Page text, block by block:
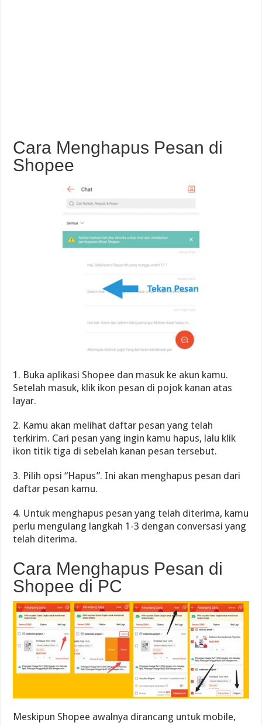
Cara Menghapus Pesan di
Shopee
1. Buka aplikasi Shopee dan masuk ke akun kamu.
Setelah masuk, klik ikon pesan di pojok kanan atas
layar.
2. Kamu akan melihat daftar pesan yang telah
terkirim. Cari pesan yang ingin kamu hapus, lalu klik
ikon titik tiga di sebelah kanan pesan tersebut.
3. Pilih opsi “Hapus”. Ini akan menghapus pesan dari
daftar pesan kamu.
4. Untuk menghapus pesan yang telah diterima, kamu
perlu mengulang langkah 1-3 dengan conversasi yang
telah diterima.
Cara Menghapus Pesan di
Shopee di PC
Meskipun Shopee awalnya dirancang untuk mobile,